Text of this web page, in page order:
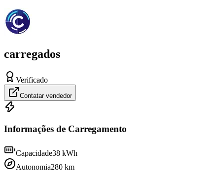
carregados
Verificado
Contatar vendedor
Informações de Carregamento
Capacidade38 kWh
Autonomia280 km